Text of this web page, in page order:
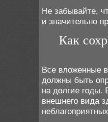
Не забывайте,
и значительно
Как
Все вложенные
должны быть
на долгие годы.
внешнего вида